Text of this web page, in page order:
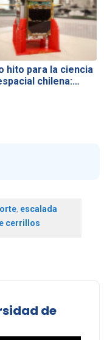
hito para la ciencia
chilena:…
, escalada
cerrillos
de